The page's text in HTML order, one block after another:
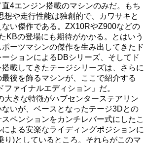
4エンジン搭載のマシンのみだ。もち
想や走行性能は独創的で、カワサキと
ない傑作である。ZX10RやZ900などの
KBの登場にも期待がかかる。とはいう
ーツマシンの傑作を生み出してきたド
ションによるDBシリーズ、そしてド
載してきたテージシリーズは、さらに
後を飾るマシンが、ここで紹介する
ファイナルエディション」だ。
大きな特徵がハブセンターステアリン
いが、ベースとなったテージ3Dとの
ペンションをカンチレバー式にしたこ
よる安楽なライディングポジションに
り)としているところ。それらがこのマ